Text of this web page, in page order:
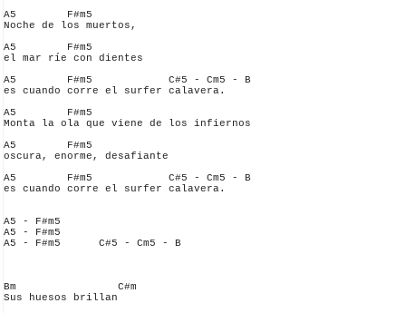
A5        F#m5
Noche de los muertos,
A5        F#m5
el mar ríe con dientes
A5        F#m5            C#5 - Cm5 - B
es cuando corre el surfer calavera.
A5        F#m5
Monta la ola que viene de los infiernos
A5        F#m5
oscura, enorme, desafiante
A5        F#m5            C#5 - Cm5 - B
es cuando corre el surfer calavera.
A5 - F#m5
A5 - F#m5
A5 - F#m5      C#5 - Cm5 - B
Bm                C#m
Sus huesos brillan